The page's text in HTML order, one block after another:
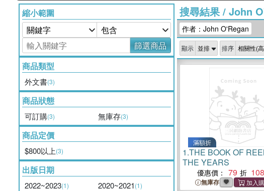
縮小範圍
篩選商品
商品類型
外文書(3)
商品狀態
可訂購(3) 無庫存(3)
商品定價
$800以上(3)
出版日期
2022~2023(1) 2020~2021(1)
搜尋結果/ John
作者：John O'Regan
顯示 排序
滿額折
1.THE BOOK OF
THE YEARS
優惠價： 79
無庫存